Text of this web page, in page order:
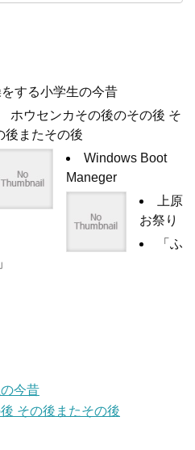
する小学生の今昔
ホウセンカその後のその後 そ
後またその後
Windows Boot
Maneger
上原
お祭り
「ふ
今昔
その後またその後